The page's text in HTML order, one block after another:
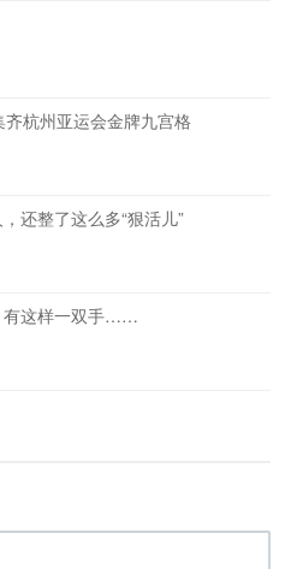
杭州亚运会金牌九宫格
还整了这么多“狠活儿”
有这样一双手……